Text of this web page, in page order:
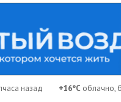
назад +16°C облачно,